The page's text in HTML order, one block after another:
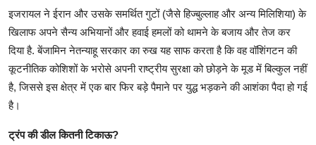
इजरायल ने ईरान और उसके समर्थित गुटों (जैसे हिज्बुल्लाह और अन्य मिलिशिया) के
खिलाफ अपने सैन्य अभियानों और हवाई हमलों को थामने के बजाय और तेज कर
दिया है. बेंजामिन नेतन्याहू सरकार का रुख यह साफ करता है कि वह वॉशिंगटन की
कूटनीतिक कोशिशों के भरोसे अपनी राष्ट्रीय सुरक्षा को छोड़ने के मूड में बिल्कुल नहीं
है, जिससे इस क्षेत्र में एक बार फिर बड़े पैमाने पर युद्ध भड़कने की आशंका पैदा हो गई
है।
ट्रंप की डील कितनी टिकाऊ?